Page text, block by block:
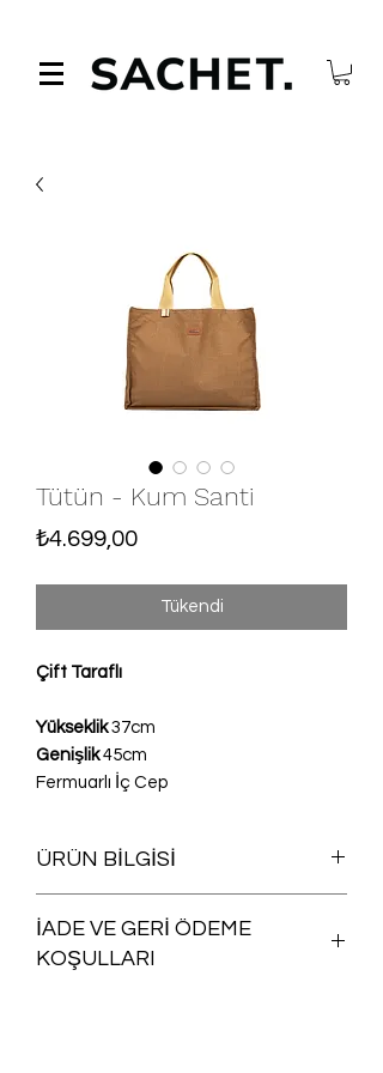
Tütün - Kum Santi
₺4.699,00Fiyat
Tükendi
Çift Taraflı
Yükseklik37cm
Genişlik45cm
Fermuarlı İç Cep
ÜRÜN BİLGİSİ
İADE VE GERİ ÖDEME
KOŞULLARI